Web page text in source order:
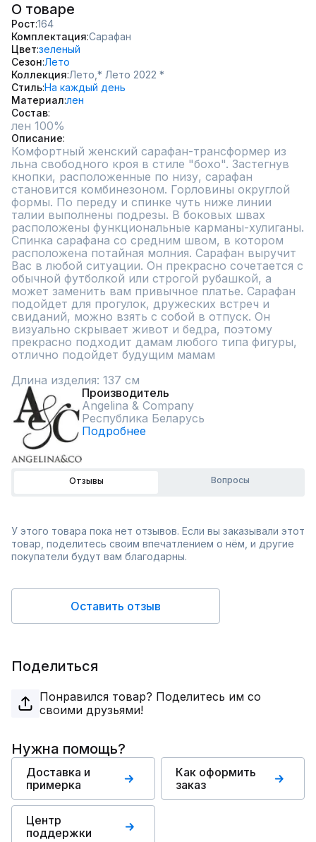
О товаре
Рост 164
Комплектация Сарафан
Цвет зеленый
Сезон Лето
Коллекция Лето, * Лето 2022 *
СтильНа каждый день
Материал лен
Состав
лен 100%
Описание
Комфортный женский сарафан-трансформер из
льна свободного кроя в стиле "бохо". Застегнув
кнопки, расположенные по низу, сарафан
становится комбинезоном. Горловины округлой
формы. По переду и спинке чуть ниже линии
талии выполнены подрезы. В боковых швах
расположены функциональные карманы-хулиганы.
Спинка сарафана со средним швом, в котором
расположена потайная молния. Сарафан выручит
Вас в любой ситуации. Он прекрасно сочетается с
обычной футболкой или строгой рубашкой, а
может заменить вам привычное платье. Сарафан
подойдет для прогулок, дружеских встреч и
свиданий, можно взять с собой в отпуск. Он
визуально скрывает живот и бедра, поэтому
прекрасно подходит дамам любого типа фигуры,
отлично подойдет будущим мамам
Длина изделия: 137 см
Производитель
Angelina & Сompany
Республика Беларусь
Подробнее
Отзывы Вопросы
У этого товара пока нет отзывов. Если вы заказывали этот
товар, поделитесь своим впечатлением о нём, и другие
покупатели будут вам благодарны.
Оставить отзыв
Поделиться
Понравился товар? Поделитесь им со
своими друзьями!
Нужна помощь?
Доставка и
примерка
Как оформить
заказ
Центр
поддержки